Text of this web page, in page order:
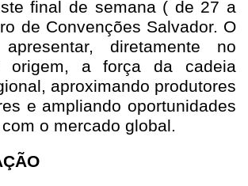
final de semana ( de 27 a
de Convenções Salvador. O
diretamente no
origem, a força da cadeia
aproximando produtores
e ampliando oportunidades
o mercado global.